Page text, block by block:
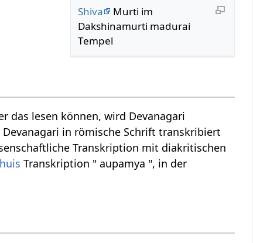
Shiva
Murti im
Dakshinamurti madurai
Tempel
das lesen können, wird Devanagari
in römische Schrift transkribiert
Transkription mit diakritischen
Transkription " aupamya ", in der